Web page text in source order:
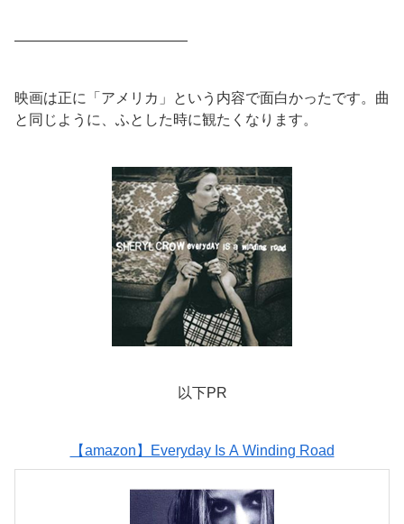
————————————
映画は正に「アメリカ」という内容で面白かったです。曲
と同じように、ふとした時に観たくなります。
以下PR
【amazon】Everyday Is A Winding Road